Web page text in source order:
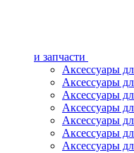
и запчасти
Аксессуары
Аксессуары
Аксессуары
Аксессуары
Аксессуары
Аксессуары
Аксессуары